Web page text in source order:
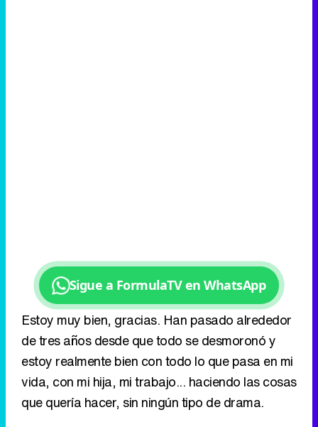
Sigue a FormulaTV en WhatsApp
Estoy muy bien, gracias. Han pasado alrededor
de tres años desde que todo se desmoronó y
estoy realmente bien con todo lo que pasa en mi
vida, con mi hija, mi trabajo... haciendo las cosas
que quería hacer, sin ningún tipo de drama.